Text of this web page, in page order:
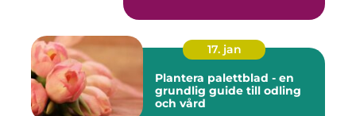
17. jan
Plantera palettblad - en
grundlig guide till odling
och vård